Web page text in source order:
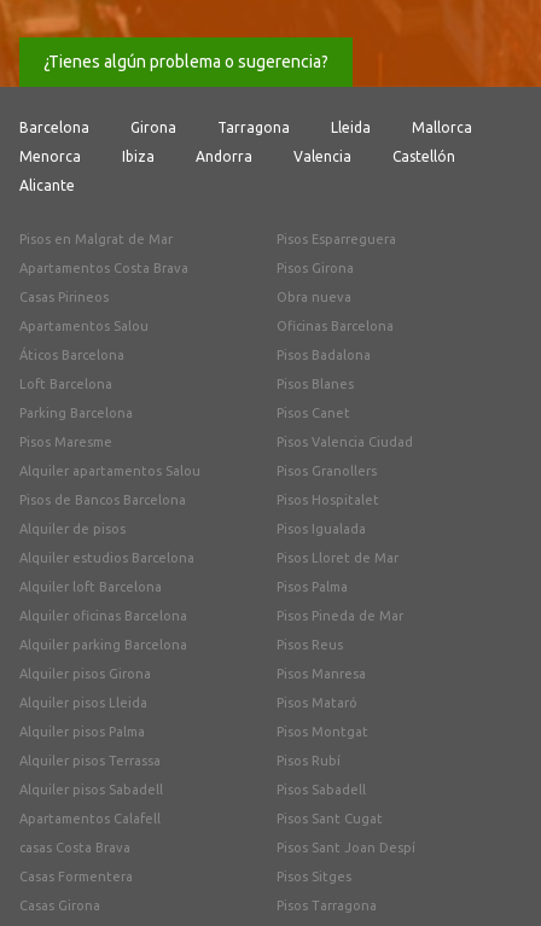
¿Tienes algún problema o sugerencia?
Barcelona Girona Tarragona Lleida
Mallorca
Menorca
Ibiza Andorra Valencia
Castellón
Alicante
Pisos en Malgrat de Mar
Apartamentos Costa Brava
Casas Pirineos
Apartamentos Salou
Áticos Barcelona
Loft Barcelona
Parking Barcelona
Pisos Maresme
Alquiler apartamentos Salou
Pisos de Bancos Barcelona
Alquiler de pisos
Alquiler estudios Barcelona
Alquiler loft Barcelona
Alquiler oficinas Barcelona
Alquiler parking Barcelona
Alquiler pisos Girona
Alquiler pisos Lleida
Alquiler pisos Palma
Alquiler pisos Terrassa
Alquiler pisos Sabadell
Apartamentos Calafell
casas Costa Brava
Casas Formentera
Casas Girona
Pisos Esparreguera
Pisos Girona
Obra nueva
Oficinas Barcelona
Pisos Badalona
Pisos Blanes
Pisos Canet
Pisos Valencia Ciudad
Pisos Granollers
Pisos Hospitalet
Pisos Igualada
Pisos Lloret de Mar
Pisos Palma
Pisos Pineda de Mar
Pisos Reus
Pisos Manresa
Pisos Mataró
Pisos Montgat
Pisos Rubí
Pisos Sabadell
Pisos Sant Cugat
Pisos Sant Joan Despí
Pisos Sitges
Pisos Tarragona